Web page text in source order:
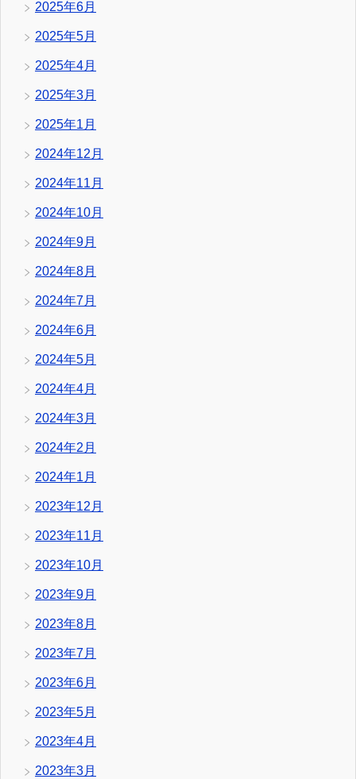
2025年6月
2025年5月
2025年4月
2025年3月
2025年1月
2024年12月
2024年11月
2024年10月
2024年9月
2024年8月
2024年7月
2024年6月
2024年5月
2024年4月
2024年3月
2024年2月
2024年1月
2023年12月
2023年11月
2023年10月
2023年9月
2023年8月
2023年7月
2023年6月
2023年5月
2023年4月
2023年3月